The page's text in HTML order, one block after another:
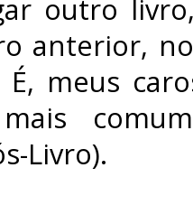
outro
anterior,
É, meus
Livro).